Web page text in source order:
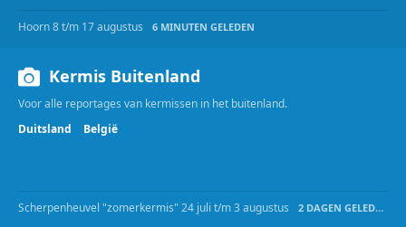
Hoorn 8 t/m 17 augustus 6 MINUTEN GELEDEN
Kermis Buitenland
Voor alle reportages van kermissen in het buitenland.
Duitsland
België
Scherpenheuvel "zomerkermis" 24 juli t/m 3 augustus 2 DAGEN GELEDEN